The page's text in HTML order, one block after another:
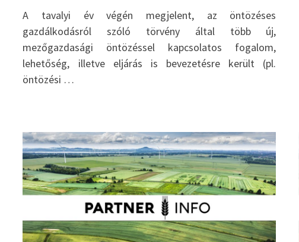
A tavalyi év végén megjelent, az öntözéses
gazdálkodásról szóló törvény által több új,
mezőgazdasági öntözéssel kapcsolatos fogalom,
lehetőség, illetve eljárás is bevezetésre került (pl.
öntözési …